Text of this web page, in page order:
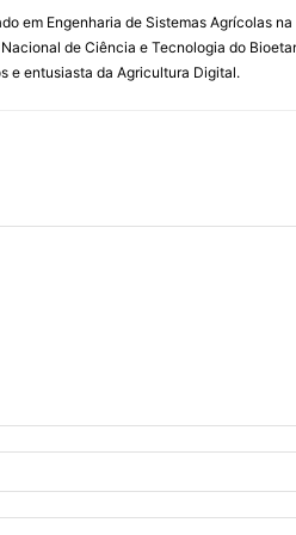
em Engenharia de Sistemas Agrícolas
de Ciência e Tecnologia do
e entusiasta da Agricultura Digital.